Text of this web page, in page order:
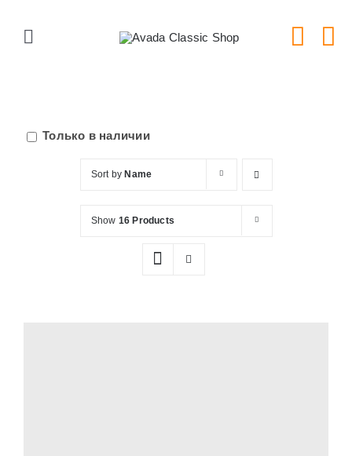
Toggle
Серии тарелок
Только в наличии
Sort by Name
Show 16 Products